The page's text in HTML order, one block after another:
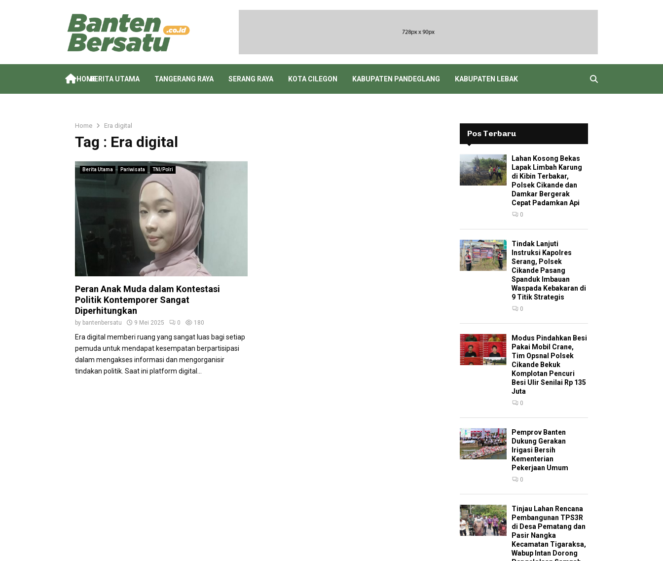
HOMEBERITA UTAMA TANGERANG RAYA SERANG RAYA KOTA CILEGON KABUPATEN PANDEGLANG KABUPATEN LEBAK
Home Era digital
Tag : Era digital
Berita Utama Pariwisata TNI/Polri
Peran Anak Muda dalam Kontestasi
Politik Kontemporer Sangat
Diperhitungkan
by bantenbersatu 9 Mei 2025 0 180
Era digital memberi ruang yang sangat luas bagi setiap
pemuda untuk mendapat kesempatan berpartisipasi
dalam mengakses informasi dan mengorganisir
tindakan politik. Saat ini platform digital...
Pos Terbaru
Lahan Kosong Bekas
Lapak Limbah Karung
di Kibin Terbakar,
Polsek Cikande dan
Damkar Bergerak
Cepat Padamkan Api
0
Tindak Lanjuti
Instruksi Kapolres
Serang, Polsek
Cikande Pasang
Spanduk Imbauan
Waspada Kebakaran di
9 Titik Strategis
0
Modus Pindahkan Besi
Pakai Mobil Crane,
Tim Opsnal Polsek
Cikande Bekuk
Komplotan Pencuri
Besi Ulir Senilai Rp 135
Juta
0
Pemprov Banten
Dukung Gerakan
Irigasi Bersih
Kementerian
Pekerjaan Umum
0
Tinjau Lahan Rencana
Pembangunan TPS3R
di Desa Pematang dan
Pasir Nangka
Kecamatan Tigaraksa,
Wabup Intan Dorong